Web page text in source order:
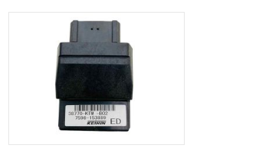
AGGIUNGI AL
CARRELLO